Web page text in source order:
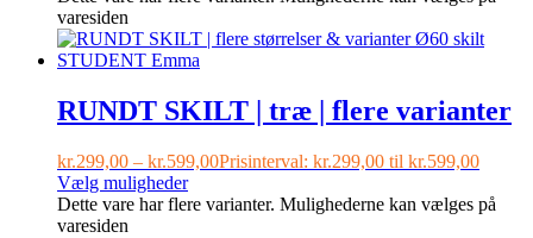
varesiden
RUNDT SKILT | træ | flere varianter
kr.299,00 – kr.599,00Prisinterval: kr.299,00 til kr.599,00
Vælg muligheder
Dette vare har flere varianter. Mulighederne kan vælges på
varesiden